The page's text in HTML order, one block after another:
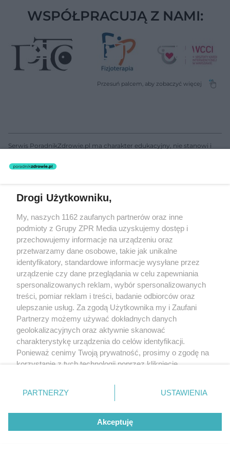
WSPÓŁPRACUJĄ Z NAMI:
Serwis PoradnikZdrowie.pl ma charakter edukacyjny, nie stanowi i
starań, aby informacje w nim zawarte były poprawne merytorycznie,
jednakże decyzja dotycząca leczenia należy do lekarza. Redakcja i
nie prowadzi działalności leczniczej polegającej na udzielaniu
świadczeń zdrowotnych w rozumieniu art. 3 ust 1 ustawy o
Żaden utwór zamieszczony w serwisie nie może być powielany i
rozpowszechniany lub dalej rozpowszechniany w jakikolwiek sposób
(w tym także elektroniczny lub mechaniczny) na jakimkolwiek polu
eksploatacji w jakiejkolwiek formie, włącznie z umieszczaniem w
Internecie bez pisemnej zgody właściciela praw. Jakiekolwiek użycie
lub wykorzystanie utworów w całości lub w części z naruszeniem
prawa, tzn. bez właściwej zgody, jest zabronione pod groźbą kary i
może być ścigane prawnie.
Nasze serwisy
Drogi Użytkowniku,
My, naszych 1162 zaufanych partnerów oraz inne
podmioty z Grupy ZPR Media uzyskujemy dostęp i
przechowujemy informacje na urządzeniu oraz
przetwarzamy dane osobowe, takie jak unikalne
identyfikatory, standardowe informacje wysyłane przez
urządzenie czy dane przeglądania w celu zapewniania
spersonalizowanych reklam, wybór spersonalizowanych
treści, pomiar reklam i treści, badanie odbiorców oraz
ulepszanie usług. Za zgodą Użytkownika my i Zaufani
Partnerzy możemy używać dokładnych danych
geolokalizacyjnych oraz aktywnie skanować
charakterystykę urządzenia do celów identyfikacji.
Ponieważ cenimy Twoją prywatność, prosimy o zgodę na
korzystanie z tych technologii poprzez kliknięcie
zmienić/wycofać klikając przycisk ustawień prywatności
znajdujący się w lewym dolnym rogu strony
rodzaje przetwarzania danych nie wymagają zgody
użytkownika, ale masz prawo sprzeciwić się takiemu
przetwarzaniu. Preferencje będą miały zastosowanie tylko
PARTNERZY USTAWIENIA
Akceptuję